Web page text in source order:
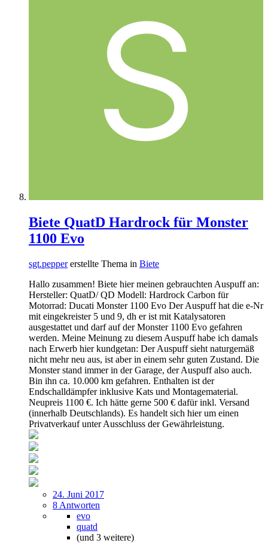
Biete QuatD Hardrock für Monster
1100 Evo
sgt.peppererstellte Thema in Biete
Hallo zusammen! Biete hier meinen gebrauchten Auspuff an:
Hersteller: QuatD/ QD Modell: Hardrock Carbon für
Motorrad: Ducati Monster 1100 Evo Der Auspuff hat die e-Nr
mit eingekreister 5 und 9, dh er ist mit Katalysatoren
ausgestattet und darf auf der Monster 1100 Evo gefahren
werden. Meine Meinung zu diesem Auspuff habe ich damals
nach Erwerb hier kundgetan: Der Auspuff sieht naturgemäß
nicht mehr neu aus, ist aber in einem sehr guten Zustand. Die
Monster stand immer in der Garage, der Auspuff also auch.
Bin ihn ca. 10.000 km gefahren. Enthalten ist der
Endschalldämpfer inklusive Kats und Montagematerial.
Neupreis 1100 €. Ich hätte gerne 500 € dafür inkl. Versand
(innerhalb Deutschlands). Es handelt sich hier um einen
Privatverkauf unter Ausschluss der Gewährleistung.
24. Juni 2017
8 Antworten
evo
quatd
(und 3 weitere)